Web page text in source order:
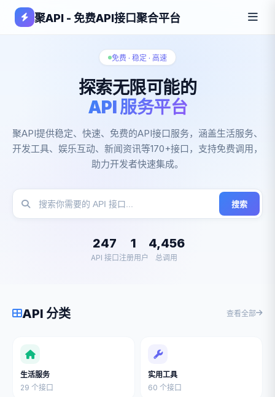
聚API - 免费API接口聚合平台
免费 · 稳定 · 高速
探索无限可能的
API 服务平台
聚API提供稳定、快速、免费的API接口服务，涵盖生活服务、
开发工具、娱乐互动、新闻资讯等170+接口，支持免费调用，
助力开发者快速集成。
搜索
247
API 接口
1
注册用户
4,456
总调用
API 分类 查看全部
生活服务
29 个接口
实用工具
60 个接口